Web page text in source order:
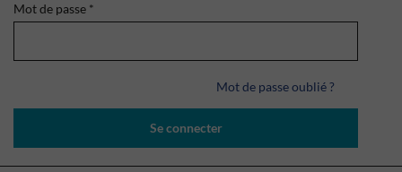
Mot de passe *
Mot de passe oublié ?
Se connecter